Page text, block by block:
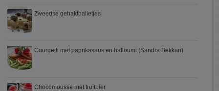
Zweedse gehaktballetjes
Courgetti met paprikasaus en halloumi (Sandra Bekkari)
Chocomousse met fruitbier